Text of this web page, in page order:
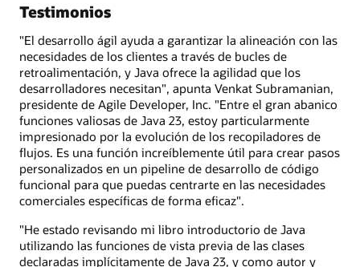
Testimonios
"El desarrollo ágil ayuda a garantizar la alineación con las
necesidades de los clientes a través de bucles de
retroalimentación, y Java ofrece la agilidad que los
desarrolladores necesitan", apunta Venkat Subramanian,
presidente de Agile Developer, Inc. "Entre el gran abanico
funciones valiosas de Java 23, estoy particularmente
impresionado por la evolución de los recopiladores de
flujos. Es una función increíblemente útil para crear pasos
personalizados en un pipeline de desarrollo de código
funcional para que puedas centrarte en las necesidades
comerciales específicas de forma eficaz".
"He estado revisando mi libro introductorio de Java
utilizando las funciones de vista previa de las clases
declaradas implícitamente de Java 23, y como autor y